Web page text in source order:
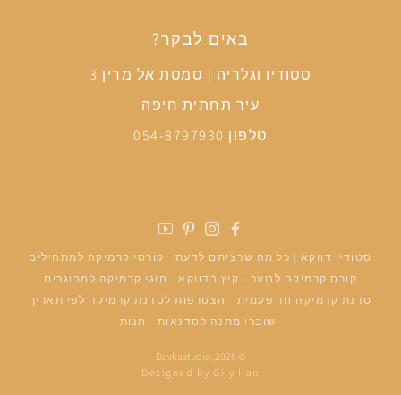
באים לבקר?
סטודיו וגלריה | סמטת אל מרין 3
עיר תחתית חיפה
טלפון 054-8797930
סטודיו דווקא | כל מה שרציתם לדעת
קורסי קרמיקה למתחילים
קורס קרמיקה לנוער - קיץ בדווקא
חוגי קרמיקה למבוגרים
סדנת קרמיקה חד פעמית
הצטרפות לסדנת קרמיקה לפי תאריך
שוברי מתנה לסדנאות
חנות
© 2026,
Davkastudio
Designed by Gily Ilan